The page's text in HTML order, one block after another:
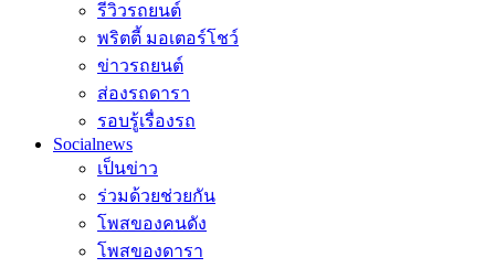
รีวิวรถยนต์
พริตตี้ มอเตอร์โชว์
ข่าวรถยนต์
ส่องรถดารา
รอบรู้เรื่องรถ
Socialnews
เป็นข่าว
ร่วมด้วยช่วยกัน
โพสของคนดัง
โพสของดารา